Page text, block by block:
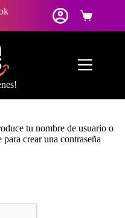
Carro
de
tu nombre de usuario o
crear una contraseña